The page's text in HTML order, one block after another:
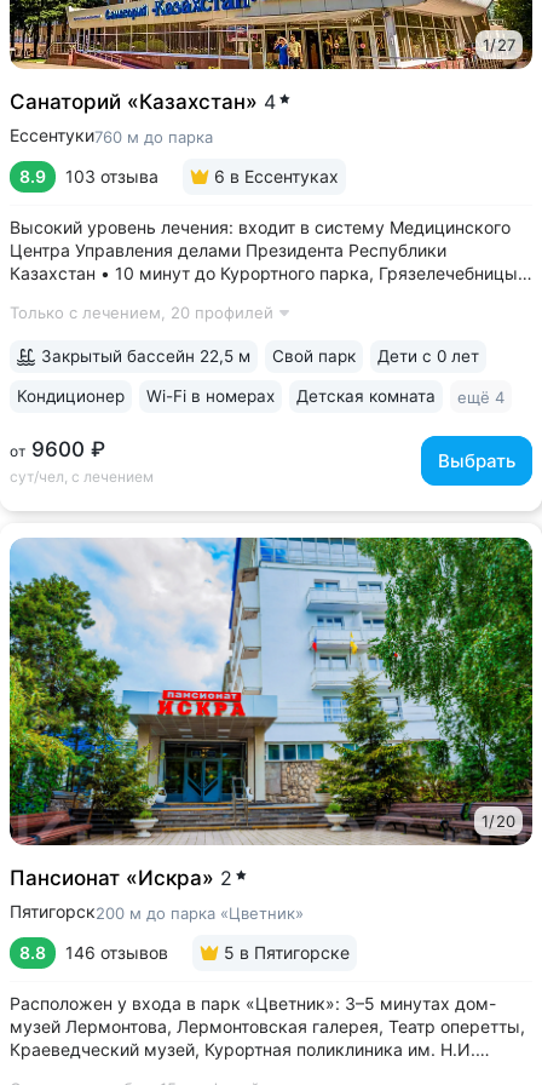
1/27
Санаторий «Казахстан» 4
Ессентуки760 м до парка
8.9 103 отзыва 6 в Ессентуках
Высокий уровень лечения: входит в систему Медицинского
Центра Управления делами Президента Республики
Казахстан • 10 минут до Курортного парка, Грязелечебницы
и «Ессентуки-Новая» • Санаторий с восточным колоритом
Только с лечением, 20 профилей
от 9600 ₽
сут/чел, с лечением
Выбрать
Закрытый бассейн 22,5 м Свой парк Дети с 0 лет
Кондиционер Wi-Fi в номерах Детская комната ещё 4
1/20
Пансионат «Искра» 2
Пятигорск200 м до парка «Цветник»
8.8 146 отзывов 5 в Пятигорске
Расположен у входа в парк «Цветник»: 3–5 минутах дом-
музей Лермонтова, Лермонтовская галерея, Театр оперетты,
Краеведческий музей, Курортная поликлиника им. Н.И.